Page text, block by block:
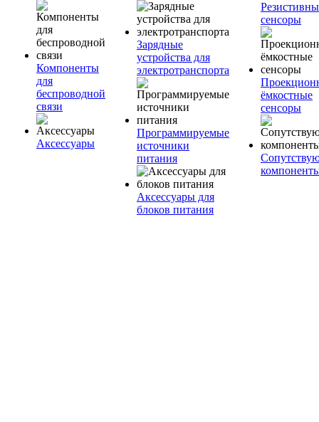
Компоненты
для
беспроводной
связи
Аксессуары
Зарядные
устройства для
электротранспорта
Программируемые
источники
питания
Аксессуары для
блоков питания
сенсоры
ёмкостные
сенсоры